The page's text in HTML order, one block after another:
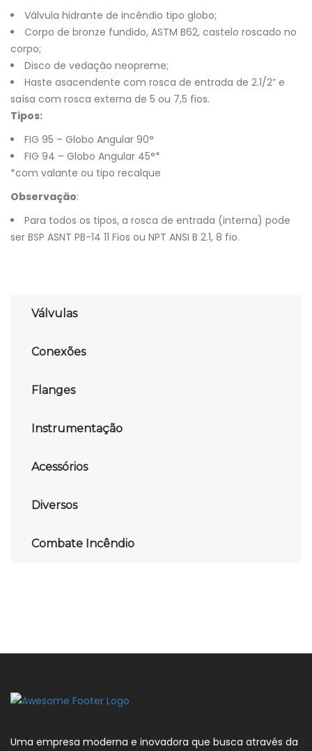
Válvula hidrante de incêndio tipo globo;
Corpo de bronze fundido, ASTM B62, castelo roscado no
corpo;
Disco de vedação neopreme;
Haste asacendente com rosca de entrada de 2.1/2” e
saísa com rosca externa de 5 ou 7,5 fios.
Tipos:
FIG 95 – Globo Angular 90°
FIG 94 – Globo Angular 45°*
*com valante ou tipo recalque
Observação:
Para todos os tipos, a rosca de entrada (interna) pode
ser BSP ASNT PB-14 11 Fios ou NPT ANSI B 2.1, 8 fio.
Válvulas
Conexões
Flanges
Instrumentação
Acessórios
Diversos
Combate Incêndio
Uma empresa moderna e inovadora que busca através da